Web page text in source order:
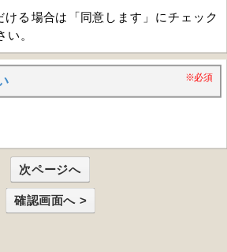
ける場合は「同意します」にチェック
。
※必須
次ページへ
確認画面へ >